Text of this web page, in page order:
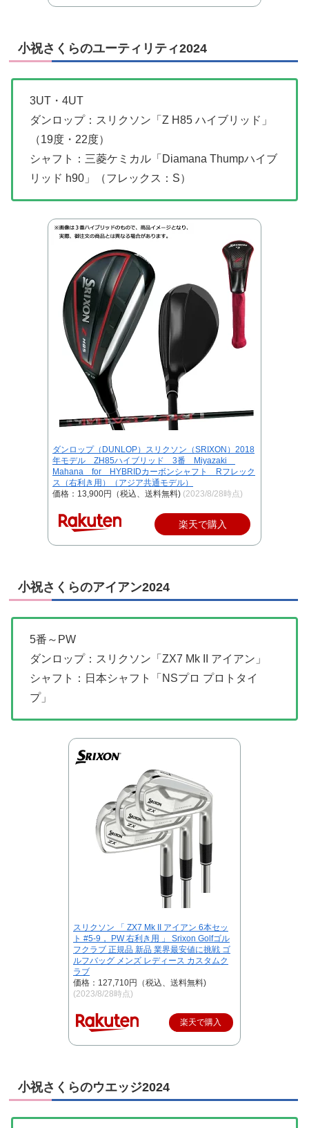
小祝さくらのユーティリティ2024
3UT・4UT
ダンロップ：スリクソン「Z H85 ハイブリッド」
（19度・22度）
シャフト：三菱ケミカル「Diamana Thumpハイブ
リッド h90」（フレックス：S）
ダンロップ（DUNLOP）スリクソン（SRIXON）2018
年モデル ZH85ハイブリッド 3番 Miyazaki
Mahana for HYBRIDカーボンシャフト Rフレック
ス（右利き用）（アジア共通モデル）
価格：13,900円（税込、送料無料) (2023/8/28時点)
楽天で購入
小祝さくらのアイアン2024
5番～PW
ダンロップ：スリクソン「ZX7 Mk II アイアン」
シャフト：日本シャフト「NSプロ プロトタイ
プ」
スリクソン 「 ZX7 Mk II アイアン 6本セッ
ト #5-9， PW 右利き用 」 Srixon Golfゴル
フクラブ 正規品 新品 業界最安値に挑戦 ゴ
ルフバッグ メンズ レディース カスタムク
ラブ
価格：127,710円（税込、送料無料)
(2023/8/28時点)
楽天で購入
小祝さくらのウエッジ2024